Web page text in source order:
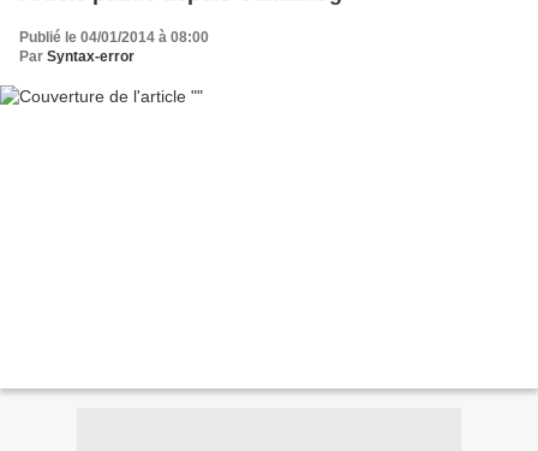
Publié le 04/01/2014 à 08:00
Par Syntax-error